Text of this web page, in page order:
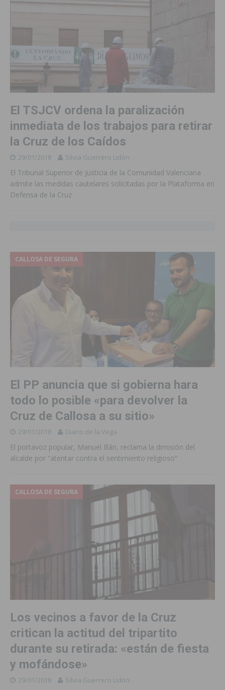
El TSJCV ordena la paralización
inmediata de los trabajos para retirar
la Cruz de los Caídos
29/01/2018 Silvia Guerrero Lidón
El Tribunal Superior de Justicia de la Comunidad Valenciana
admite las medidas cautelares solicitadas por la Plataforma en
Defensa de la Cruz
CALLOSA DE SEGURA
El PP anuncia que si gobierna hara
todo lo posible «para devolver la
Cruz de Callosa a su sitio»
29/01/2018 Diario de la Vega
El portavoz popular, Manuel Illán, reclama la dimisión del
alcalde por “atentar contra el sentimiento religioso”
CALLOSA DE SEGURA
Los vecinos a favor de la Cruz
critican la actitud del tripartito
durante su retirada: «están de fiesta
y mofándose»
29/01/2018 Silvia Guerrero Lidón